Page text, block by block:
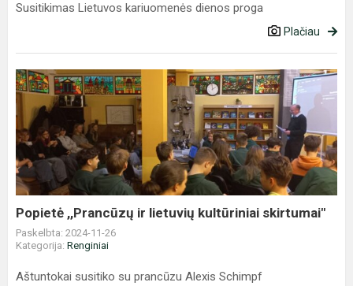
Susitikimas Lietuvos kariuomenės dienos proga
Plačiau
Popietė
,,Prancūzų
ir
lietuvių
kultūriniai
skirtumai"
Popietė ,,Prancūzų ir lietuvių kultūriniai skirtumai"
Paskelbta: 2024-11-26
Kategorija: Renginiai
Aštuntokai susitiko su prancūzu Alexis Schimpf